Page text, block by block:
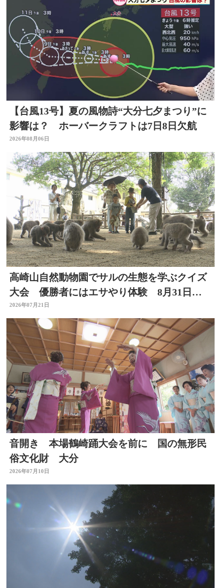
【台風13号】夏の風物詩“大分七夕まつり”に
影響は？ ホーバークラフトは7日8日欠航
2026年08月06日
高崎山自然動物園でサルの生態を学ぶクイズ
大会 優勝者にはエサやり体験 8月31日ま
で
2026年07月21日
音開き 本場鶴崎踊大会を前に 国の無形民
俗文化財 大分
2026年07月10日